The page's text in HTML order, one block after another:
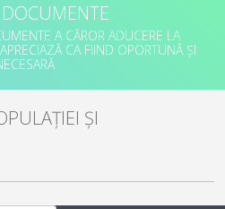
A CĂROR ADUCERE LA
CA FIIND OPORTUNĂ ȘI
ȘI